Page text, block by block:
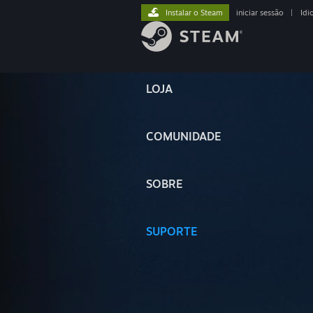
LOJA
COMUNIDADE
SOBRE
SUPORTE
Instalar o Steam iniciar sessão